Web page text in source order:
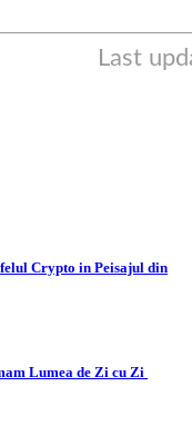
Crypto in Peisajul din
Lumea de Zi cu Zi